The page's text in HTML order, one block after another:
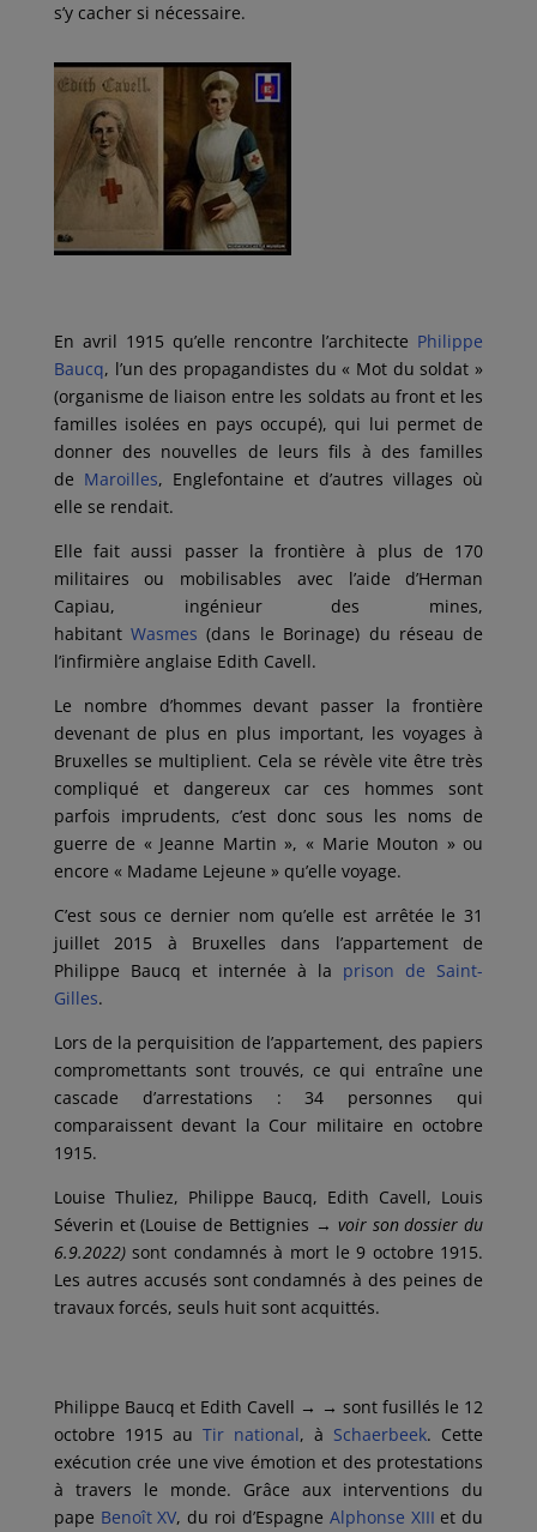
s’y cacher si nécessaire.
En avril 1915 qu’elle rencontre l’architecte Philippe
Baucq, l’un des propagandistes du « Mot du soldat »
(organisme de liaison entre les soldats au front et les
familles isolées en pays occupé), qui lui permet de
donner des nouvelles de leurs fils à des familles
de Maroilles, Englefontaine et d’autres villages où
elle se rendait.
Elle fait aussi passer la frontière à plus de 170
militaires ou mobilisables avec l’aide d’Herman
Capiau, ingénieur des mines,
habitantWasmes (dans le Borinage) du réseau de
l’infirmière anglaise Edith Cavell.
Le nombre d’hommes devant passer la frontière
devenant de plus en plus important, les voyages à
Bruxelles se multiplient. Cela se révèle vite être très
compliqué et dangereux car ces hommes sont
parfois imprudents, c’est donc sous les noms de
guerre de « Jeanne Martin », « Marie Mouton » ou
encore « Madame Lejeune » qu’elle voyage.
C’est sous ce dernier nom qu’elle est arrêtée le 31
juillet 2015 à Bruxelles dans l’appartement de
Philippe Baucq et internée à la prison de Saint-
Gilles.
Lors de la perquisition de l’appartement, des papiers
compromettants sont trouvés, ce qui entraîne une
cascade d’arrestations : 34 personnes qui
comparaissent devant la Cour militaire en octobre
1915.
Louise Thuliez, Philippe Baucq, Edith Cavell, Louis
Séverin et (Louise de Bettignies → voir son dossier du
6.9.2022)sont condamnés à mort le 9 octobre 1915.
Les autres accusés sont condamnés à des peines de
travaux forcés, seuls huit sont acquittés.
Philippe Baucq et Edith Cavell → → sont fusillés le 12
octobre 1915 au Tir national, à Schaerbeek. Cette
exécution crée une vive émotion et des protestations
à travers le monde. Grâce aux interventions du
pape BenoîtXV, du roi d’Espagne Alphonse XIII et du